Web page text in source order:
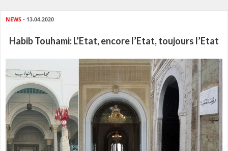
NEWS - 13.04.2020
Habib Touhami: L’Etat, encore l’Etat, toujours l’Etat